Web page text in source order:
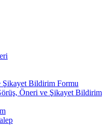
Şikayet Bildirim Formu
Öneri ve Şikayet Bildirim